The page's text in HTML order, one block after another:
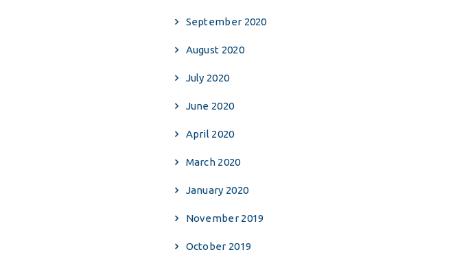
September 2020
August 2020
July 2020
June 2020
April 2020
March 2020
January 2020
November 2019
October 2019